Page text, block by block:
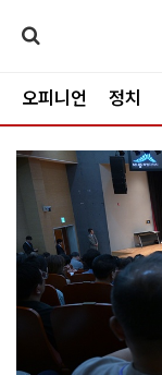
오피니언 정치